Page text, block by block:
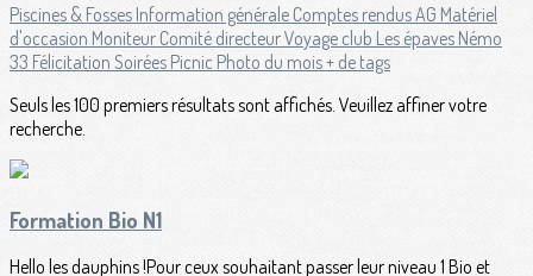
Piscines & Fosses Information générale Comptes rendusAG Matériel
d'occasion Moniteur Comité directeurVoyage club Les épaves Némo
33 Félicitation Soirées Picnic Photo du mois+ de tags
Seuls les 100 premiers résultats sont affichés. Veuillez affiner votre
recherche.
Formation Bio N1
Hello les dauphins !Pour ceux souhaitant passer leur niveau 1 Bio et